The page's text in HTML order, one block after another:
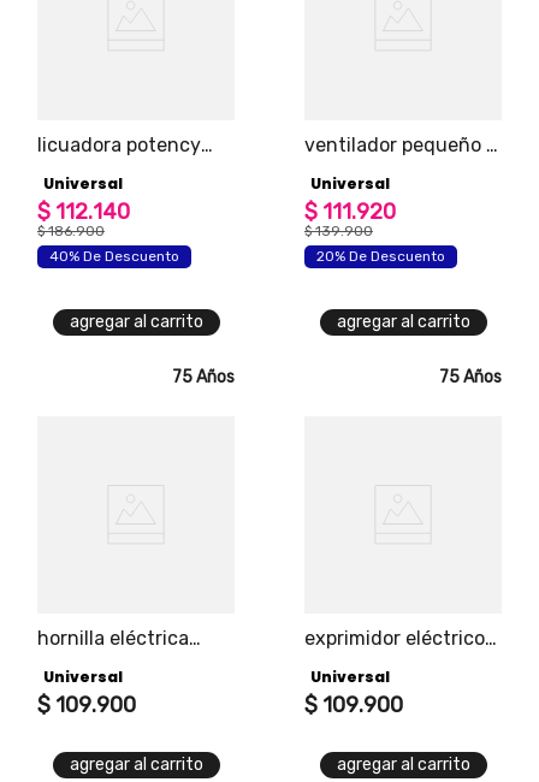
licuadora potency
litros marca universal
Universal
$ 112.140
$ 186.900
40% De Descuento
agregar al carrito
ventilador pequeño 8
Universal
$ 111.920
$ 139.900
20% De Descuento
agregar al carrito
75 Años
hornilla eléctrica
Universal
$ 109.900
agregar al carrito
75 Años
exprimidor eléctrico
tipo jarra, capacidad
1.5l, arranque
Universal
$ 109.900
agregar al carrito